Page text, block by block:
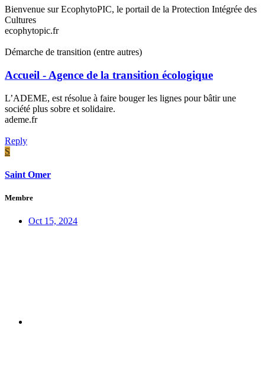
Bienvenue sur EcophytoPIC, le portail de la Protection Intégrée des
Cultures
ecophytopic.fr
Démarche de transition (entre autres)
Accueil - Agence de la transition écologique
L’ADEME, est résolue à faire bouger les lignes pour bâtir une
société plus sobre et solidaire.
ademe.fr
Reply
S
Saint Omer
Membre
Oct 15, 2024